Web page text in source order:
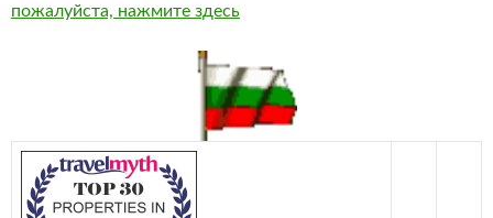
пожалуйста, нажмите здесь